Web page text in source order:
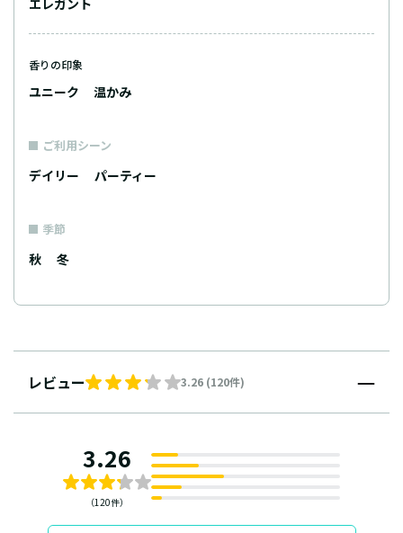
香りの印象
ユニーク 温かみ
ご利用シーン
デイリー パーティー
季節
秋 冬
レビュー 3.26 (120件)
3.26
（120件）